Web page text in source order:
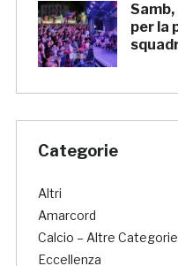
Samb,
per la
Categorie
Altri
Amarcord
Calcio – Altre Categorie
Eccellenza